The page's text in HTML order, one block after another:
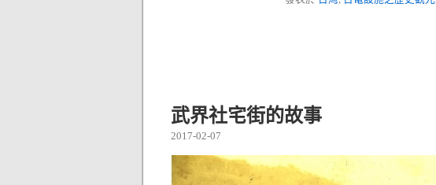
武界社宅街的故事
2017-02-07